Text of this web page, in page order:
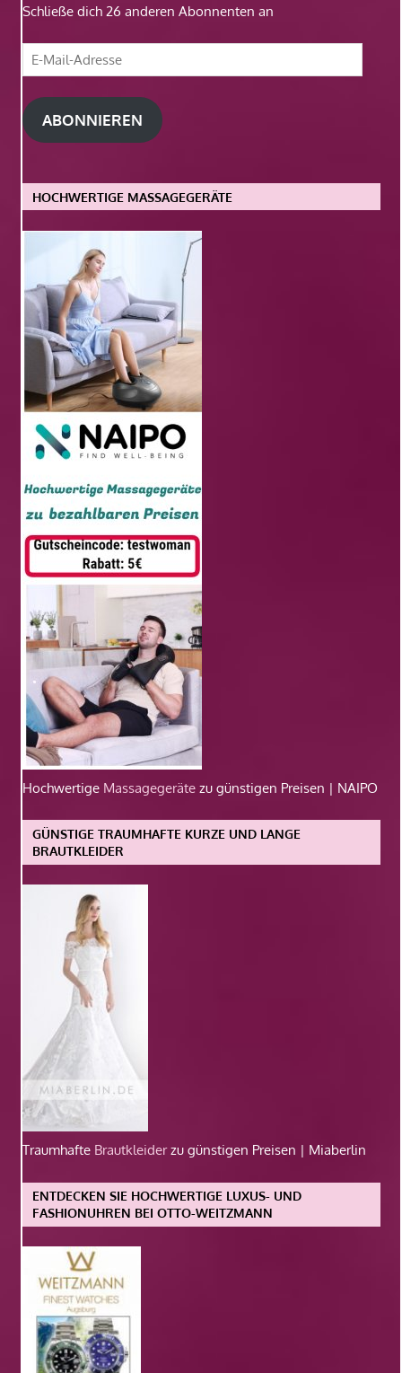
Schließe dich 26 anderen Abonnenten an
E-
Mail-
Adresse
ABONNIEREN
HOCHWERTIGE MASSAGEGERÄTE
Hochwertige Massagegeräte zu günstigen Preisen | NAIPO
GÜNSTIGE TRAUMHAFTE KURZE UND LANGE
BRAUTKLEIDER
Traumhafte Brautkleiderzu günstigen Preisen | Miaberlin
ENTDECKEN SIE HOCHWERTIGE LUXUS- UND
FASHIONUHREN BEI OTTO-WEITZMANN